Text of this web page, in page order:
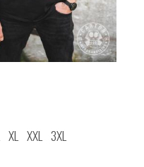
XL XXL 3XL